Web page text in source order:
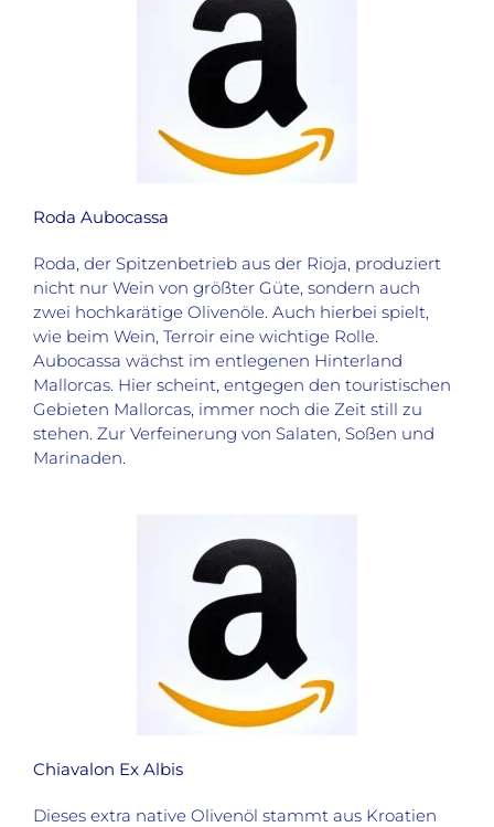
Roda Aubocassa
Roda, der Spitzenbetrieb aus der Rioja, produziert
nicht nur Wein von größter Güte, sondern auch
zwei hochkarätige Olivenöle. Auch hierbei spielt,
wie beim Wein, Terroir eine wichtige Rolle.
Aubocassa wächst im entlegenen Hinterland
Mallorcas. Hier scheint, entgegen den touristischen
Gebieten Mallorcas, immer noch die Zeit still zu
stehen. Zur Verfeinerung von Salaten, Soßen und
Marinaden.
Chiavalon Ex Albis
Dieses extra native Olivenöl stammt aus Kroatien